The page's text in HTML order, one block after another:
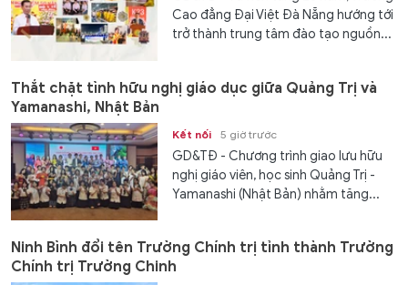
Cao đẳng Đại Việt Đà Nẵng hướng tới
trở thành trung tâm đào tạo nguồn...
Thắt chặt tình hữu nghị giáo dục giữa Quảng Trị và
Yamanashi, Nhật Bản
Kết nối 5 giờ trước
GD&TĐ - Chương trình giao lưu hữu
nghị giáo viên, học sinh Quảng Trị -
Yamanashi (Nhật Bản) nhằm tăng...
Ninh Bình đổi tên Trường Chính trị tỉnh thành Trường
Chính trị Trường Chinh